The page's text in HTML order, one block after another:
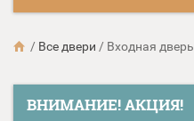
/ Все двери / Входная
ВНИМАНИЕ! АКЦИЯ!